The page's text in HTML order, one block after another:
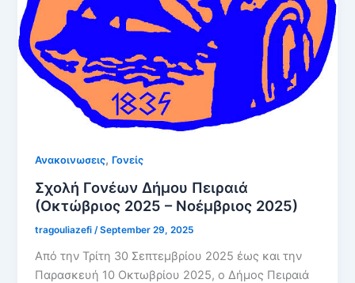
Ανακοινωσεις, Γονείς
Σχολή Γονέων Δήμου Πειραιά
(Οκτώβριος 2025 – Νοέμβριος 2025)
tragouliazefi/September 29, 2025
Από την Τρίτη 30 Σεπτεμβρίου 2025 έως και την
Παρασκευή 10 Οκτωβρίου 2025, ο Δήμος Πειραιά